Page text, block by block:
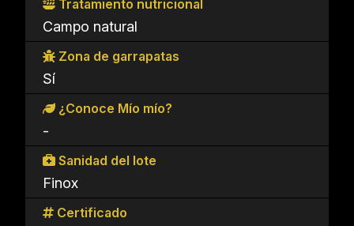
Tratamiento nutricional
Campo natural
Zona de garrapatas
Sí
¿Conoce Mío mío?
-
Sanidad del lote
Finox
Certificado